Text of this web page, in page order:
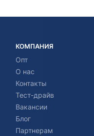
КОМПАНИЯ
Опт
О нас
Контакты
Тест-драйв
Вакансии
Блог
Партнерам